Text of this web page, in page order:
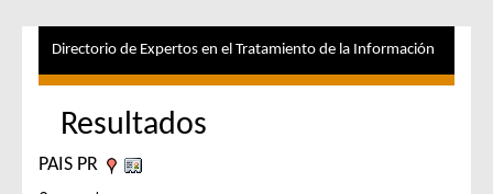
Directorio de Expertos en el Tratamiento de la Información
Resultados
PAIS PR